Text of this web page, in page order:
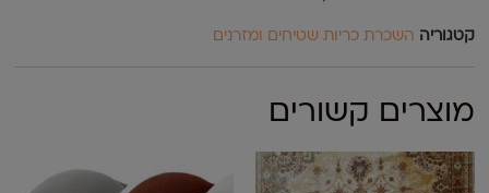
קטגוריה השכרת כריות שטיחים ומזרנים
מוצרים קשורים